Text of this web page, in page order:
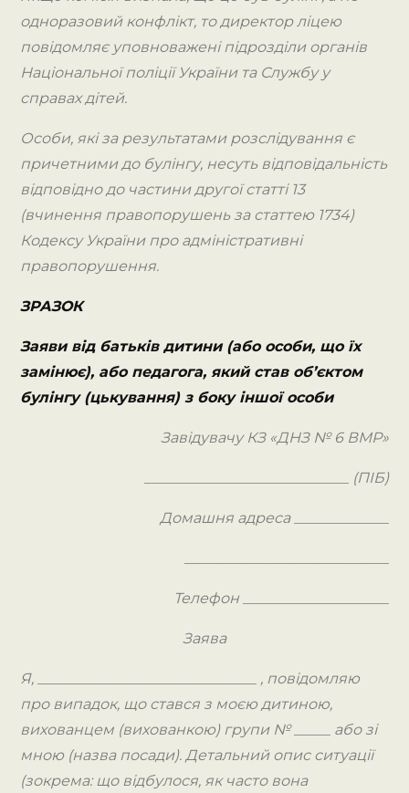
одноразовий конфлікт, то директор ліцею
повідомляє уповноважені підрозділи органів
Національної поліції України та Службу у
справах дітей.
Особи, які за результатами розслідування є
причетними до булінгу, несуть відповідальність
відповідно до частини другої статті 13
(вчинення правопорушень за статтею 1734)
Кодексу України про адміністративні
правопорушення.
ЗРАЗОК
Заяви від батьків дитини (або особи, що їх
замінює), або педагога, який став об’єктом
булінгу (цькування) з боку іншої особи
Завідувачу КЗ «ДНЗ № 6 ВМР»
____________________________ (ПІБ)
Домашня адреса _____________
Телефон ____________________
Заява
Я, ______________________________ , повідомляю
про випадок, що стався з моєю дитиною,
вихованцем (вихованкою) групи № _____ або зі
мною (назва посади). Детальний опис ситуації
(зокрема: що відбулося, як часто вона